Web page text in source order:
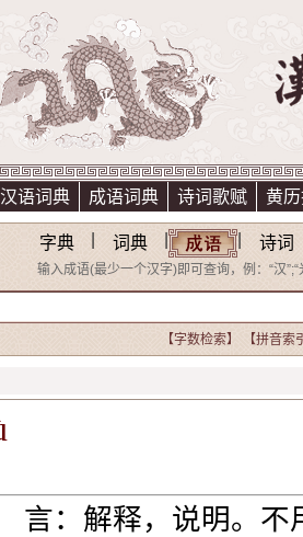
汉语词典 成语词典 诗词歌赋 黄
字典 词典 诗词
输入成语(最少一个汉字)即可查询，例：“汉”;“
【字数检索】 【拼音索
言：解释，说明。